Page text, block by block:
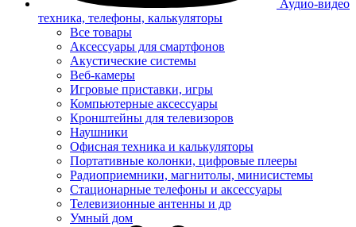
Аудио-видео
техника, телефоны, калькуляторы
Все товары
Аксессуары для смартфонов
Акустические системы
Веб-камеры
Игровые приставки, игры
Компьютерные аксессуары
Кронштейны для телевизоров
Наушники
Офисная техника и калькуляторы
Портативные колонки, цифровые плееры
Радиоприемники, магнитолы, минисистемы
Стационарные телефоны и аксессуары
Телевизионные антенны и др
Умный дом